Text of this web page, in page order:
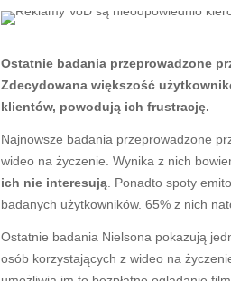
Ostatnie badania przeprowadzone
Zdecydowana większość
klientów, powodują ich frustrację.
Najnowsze badania przeprowadzone
wideo na życzenie. Wynika z nich
ich nie interesują . Ponadto spoty
badanych użytkowników. 65% z nich
Ostatnie badania Nielsona pokazują
osób korzystających z wideo na